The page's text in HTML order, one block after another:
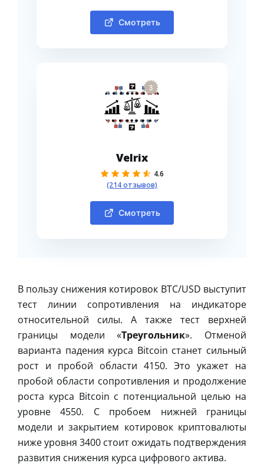
Смотреть
3
Velrix
4.6
(214 отзывов)
Смотреть
В пользу снижения котировок BTC/USD выступит
тест линии сопротивления на индикаторе
относительной силы. А также тест верхней
границы модели «Треугольник». Отменой
варианта падения курса Bitcoin станет сильный
рост и пробой области 4150. Это укажет на
пробой области сопротивления и продолжение
роста курса Bitcoin с потенциальной целью на
уровне 4550. С пробоем нижней границы
модели и закрытием котировок криптовалюты
ниже уровня 3400 стоит ожидать подтверждения
развития снижения курса цифрового актива.